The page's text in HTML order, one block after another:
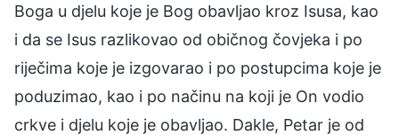
Boga u djelu koje je Bog obavljao kroz Isusa, kao
i da se Isus razlikovao od običnog čovjeka i po
riječima koje je izgovarao i po postupcima koje je
poduzimao, kao i po načinu na koji je On vodio
crkve i djelu koje je obavljao. Dakle, Petar je od